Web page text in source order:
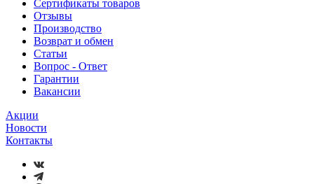
Сертификаты товаров
Отзывы
Производство
Возврат и обмен
Статьи
Вопрос - Ответ
Гарантии
Вакансии
Акции
Новости
Контакты